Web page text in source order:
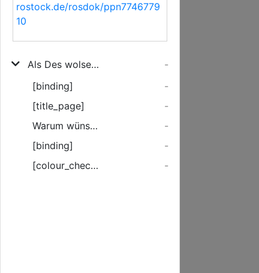
rostock.de/rosdok/ppn7746779
10
Als Des wolseel. Herrn Peter von Spreckelsen/ Hochfl. Mecklenb. Hauptmanns uff Wredenhagen/ Verblichener Cörper der Erden anvertrauet wurde /entwarff dieses Ein dem Spreckelschen Hause verbundener
-
[binding]
-
[title_page]
-
Warum wünscht man doch zu leben ...
-
[binding]
-
[colour_checker]
-